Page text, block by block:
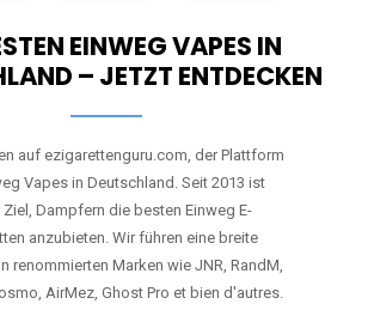
EINWEG VAPES IN
– JETZT ENTDECKEN
auf ezigarettenguru.com, der Plattform
Vapes in Deutschland. Seit 2013 ist
Ziel, Dampfern die besten Einweg E-
anzubieten. Wir führen eine breite
renommierten Marken wie JNR, RandM,
AirMez, Ghost Pro et bien d'autres.